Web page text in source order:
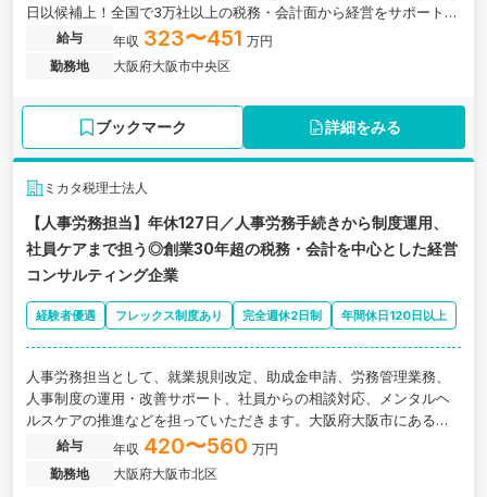
日以候補上！全国で3万社以上の税務・会計面から経営をサポートし
ている福利厚生も充実したグループ法人
給与 年収 323〜451 万円
勤務地
大阪府大阪市中央区
ブックマーク 詳細をみる
ミカタ税理士法人
【人事労務担当】年休127日／人事労務手続きから制度運用、
社員ケアまで担う◎創業30年超の税務・会計を中心とした経営
コンサルティング企業
経験者優遇 フレックス制度あり 完全週休2日制 年間休日120日以上
人事労務担当として、就業規則改定、助成金申請、労務管理業務、
人事制度の運用・改善サポート、社員からの相談対応、メンタルヘ
ルスケアの推進などを担っていただきます。大阪府大阪市にある、
創業30年超の税務・会計を中心とした経営コンサルティング企業の
求人です。
給与 年収 420〜560 万円
勤務地
大阪府大阪市北区